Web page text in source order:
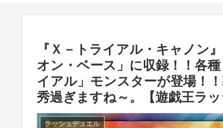
『Ｘ－トライアル・キャノン
オン・ベース」に収録！！各
イアル」モンスターが登場！
秀過ぎますね～。【遊戯王ラ
ラッシュデュエル